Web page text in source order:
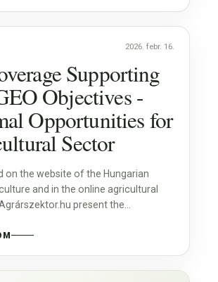
2026. febr. 16.
Supporting
Objectives -
Opportunities for
Sector
on the website of the Hungarian
and in the online agricultural
present the
managed by BVH for applications in